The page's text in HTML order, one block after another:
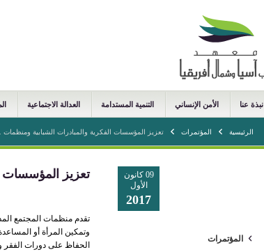
نبذة عنا الأمن الإنساني التنمية المستدامة العدالة الاجتماعية
الرئيسية المؤتمرات تعزيز المؤسسات الفكرية والمبادرات الشبابية ومنظمات
09 كانون
الأول
2017
المؤتمرات
تعزيز المؤسسات
تقدم منظمات المجتمع
وتمكين المرأة أو
الحفاظ على دورات الفقر